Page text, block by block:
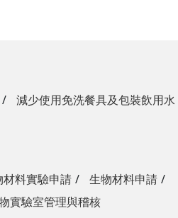
減少使用免洗餐具及包裝飲用水
料實驗申請
生物材料申請
實驗室管理與稽核